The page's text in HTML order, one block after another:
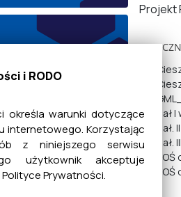
Projekt
i RODO
określa warunki dotyczące
internetowego. Korzystając
z niniejszego serwisu
użytkownik akceptuje
Prywatności.